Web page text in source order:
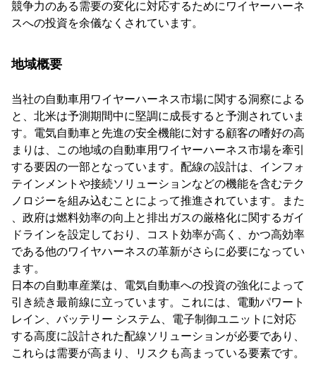
競争力のある需要の変化に対応するためにワイヤーハーネ
スへの投資を余儀なくされています。
地域概要
当社の自動車用ワイヤーハーネス市場に関する洞察による
と、北米は予測期間中に堅調に成長すると予測されていま
す。電気自動車と先進の安全機能に対する顧客の嗜好の高
まりは、この地域の自動車用ワイヤーハーネス市場を牽引
する要因の一部となっています。配線の設計は、インフォ
テインメントや接続ソリューションなどの機能を含むテク
ノロジーを組み込むことによって推進されています。また
、政府は燃料効率の向上と排出ガスの厳格化に関するガイ
ドラインを設定しており、コスト効率が高く、かつ高効率
である他のワイヤハーネスの革新がさらに必要になってい
ます。
日本の自動車産業は、電気自動車への投資の強化によって
引き続き最前線に立っています。これには、電動パワート
レイン、バッテリー システム、電子制御ユニットに対応
する高度に設計された配線ソリューションが必要であり、
これらは需要が高まり、リスクも高まっている要素です。